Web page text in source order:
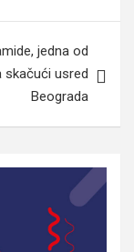
jedna od
skačući usred
Beograda